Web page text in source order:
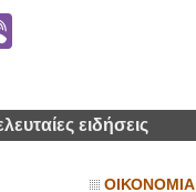
Viber
ειδήσεις
ΟΙΚΟΝΟΜΙΑ